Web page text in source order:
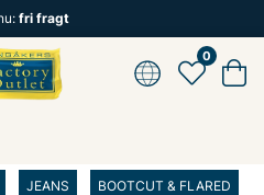
fri fragt
0
JEANS BOOTCUT & FLARED